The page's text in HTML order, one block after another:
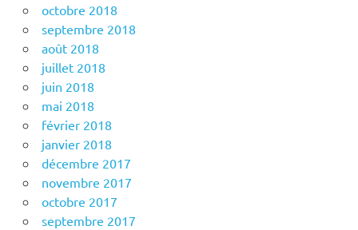
octobre 2018
septembre 2018
août 2018
juillet 2018
juin 2018
mai 2018
février 2018
janvier 2018
décembre 2017
novembre 2017
octobre 2017
septembre 2017